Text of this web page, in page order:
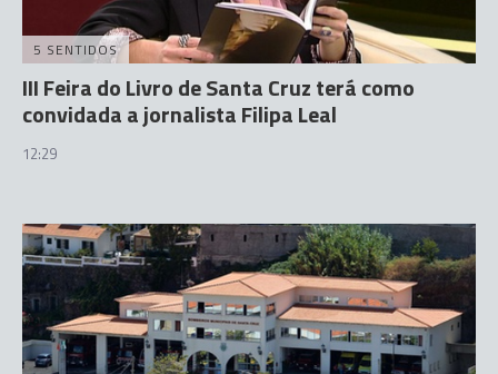
5 SENTIDOS
III Feira do Livro de Santa Cruz terá como
convidada a jornalista Filipa Leal
12:29